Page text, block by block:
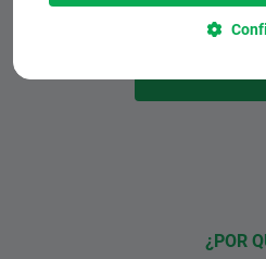
¿POR